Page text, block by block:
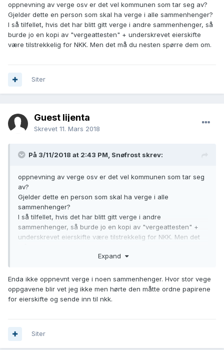
oppnevning av verge osv er det vel kommunen som tar seg av?
Gjelder dette en person som skal ha verge i alle sammenhenger?
I så tilfellet, hvis det har blitt gitt verge i andre sammenhenger, så
burde jo en kopi av "vergeattesten" + underskrevet eierskifte
være tilstrekkelig for NKK. Men det må du nesten spørre dem om.
Siter
Guest lijenta
Skrevet 11. Mars 2018
På 3/11/2018 at 2:43 PM, Snøfrost skrev:
oppnevning av verge osv er det vel kommunen som tar seg
av?
Gjelder dette en person som skal ha verge i alle
sammenhenger?
I så tilfellet, hvis det har blitt gitt verge i andre
sammenhenger, så burde jo en kopi av "vergeattesten" +
underskrevet eierskifte være tilstrekkelig for NKK. Men det
Expand
Enda ikke oppnevnt verge i noen sammenhenger. Hvor stor vege
oppgavene blir vet jeg ikke men hørte den måtte ordne papirene
for eierskifte og sende inn til nkk.
Siter